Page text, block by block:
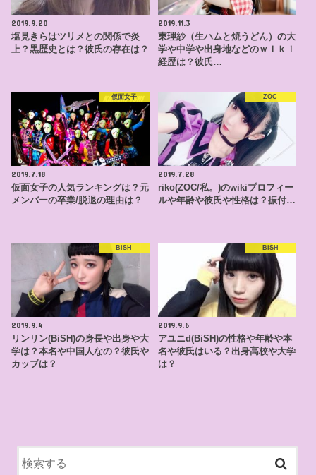
2019.9.20
塩見きらはツリメとの関係で炎
上？黒歴史とは？彼氏の存在は？
2019.11.3
東理紗（生ハムと焼うどん）の大
学や中学や出身地などのｗｉｋｉ
経歴は？彼氏…
仮面女子
2019.7.18
仮面女子の人気ランキングは？元
メンバーの卒業/脱退の理由は？
ZOC
2019.7.28
riko(ZOC/私。)のwikiプロフィー
ルや年齢や彼氏や性格は？振付…
BiSH
2019.9.4
リンリン(BiSH)の身長や出身や大
学は？本名や中国人なの？彼氏や
カップは？
BiSH
2019.9.6
アユニd(BiSH)の性格や年齢や本
名や彼氏はいる？出身高校や大学
は？